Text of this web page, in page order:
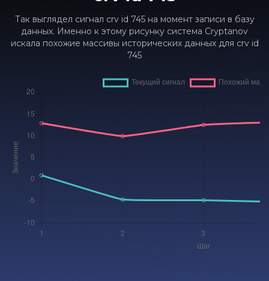
Так выглядел сигнал crv id 745 на момент записи в базу
данных. Именно к этому рисунку система Cryptanov
искала похожие массивы исторических данных для crv id
745